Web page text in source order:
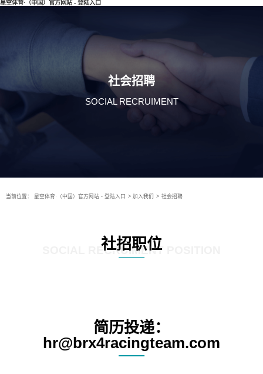
星空体育·（中国）官方网站 - 登陆入口
社会招聘
SOCIAL RECRUIMENT
当前位置： 星空体育·（中国）官方网站 - 登陆入口 > 加入我们 > 社会招聘
社招职位
SOCIAL RECRUIMENT POSITION
简历投递：
hr@brx4racingteam.com